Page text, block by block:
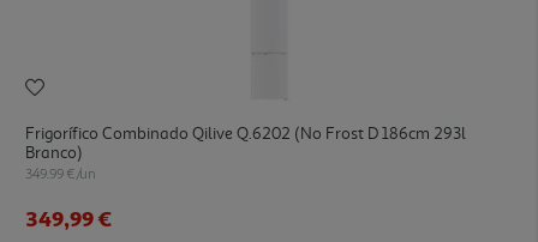
Frigorífico Combinado Qilive Q.6202 (no Frost D 186cm 293l
Branco)
349.99 €/un
349,99 €